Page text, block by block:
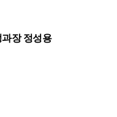
과장 정성용